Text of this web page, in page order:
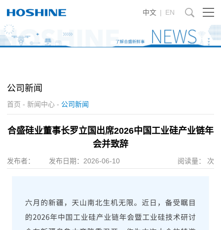
中文 | EN
公司新闻
首页 - 新闻中心- 公司新闻
合盛硅业董事长罗立国出席2026中国工业硅产业链年
会并致辞
发布者： 发布日期： 2026-06-10 阅读量： 次